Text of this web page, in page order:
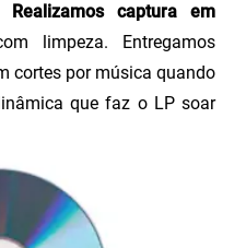
Realizamos captura em
limpeza. Entregamos
cortes por música quando
que faz o LP soar